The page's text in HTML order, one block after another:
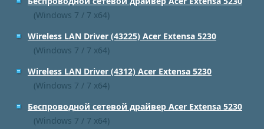
(Windows 7 / 7 x64)
Wireless LAN Driver (43225) Acer Extensa 5230
(Windows 7 / 7 x64)
Wireless LAN Driver (4312) Acer Extensa 5230
(Windows 7 / 7 x64)
Беспроводной сетевой драйвер Acer Extensa 5230
(Windows 7 / 7 x64)